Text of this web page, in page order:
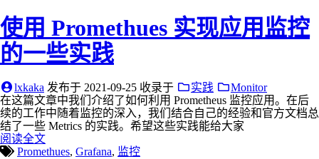
使用 Promethues 实现应用监控
的一些实践
lxkaka 发布于 2021-09-25 收录于 实践
Monitor
在这篇文章中我们介绍了如何利用 Prometheus 监控应用。在后
续的工作中随着监控的深入，我们结合自己的经验和官方文档总
结了一些 Metrics 的实践。希望这些实践能给大家
阅读全文
Promethues, Grafana, 监控